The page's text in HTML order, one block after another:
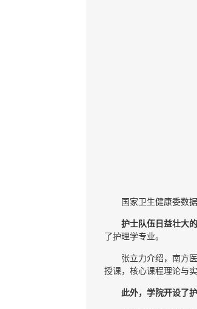
国家卫生健康委数
护士队伍日益壮大
了护理学专业。
张立力介绍，南方
授课，核心课程理论与
此外，学院开设了